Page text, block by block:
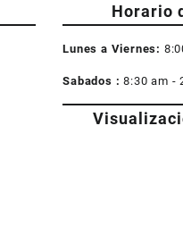
Horario
Lunes a Viernes:
Sabados :8:30 am -